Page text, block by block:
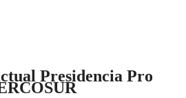
Presidencia Pro